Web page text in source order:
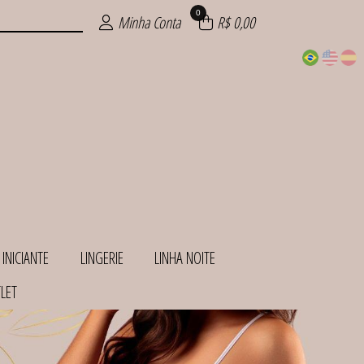
Minha Conta 0 R$ 0,00
LINGERIE LINHA NOITE